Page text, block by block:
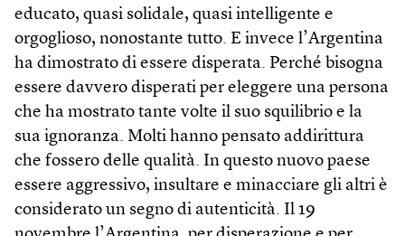
educato, quasi solidale, quasi intelligente e
orgoglioso, nonostante tutto. E invece l’Argentina
ha dimostrato di essere disperata. Perché bisogna
essere davvero disperati per eleggere una persona
che ha mostrato tante volte il suo squilibrio e la
sua ignoranza. Molti hanno pensato addirittura
che fossero delle qualità. In questo nuovo paese
essere aggressivo, insultare e minacciare gli altri è
considerato un segno di autenticità. Il 19